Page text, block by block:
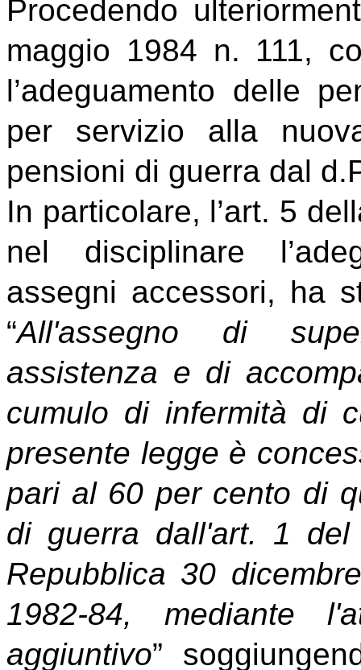
Procedendo
maggio 1984 n. 111,
l’adeguamento delle
per servizio alla
pensioni di guerra dal
In particolare, l’art. 5
nel disciplinare
assegni accessori, ha
“All'assegno di
assistenza e di
cumulo di infermità di
presente legge è
pari al 60 per cento di
di guerra dall'art. 1
Repubblica 30
1982-84, mediante
aggiuntivo”